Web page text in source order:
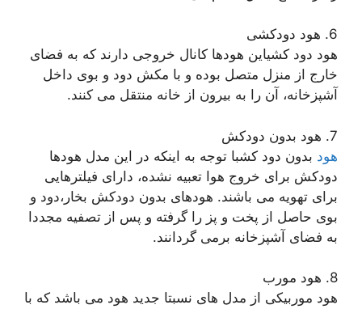
6. هود دودکشی
هود دود کشیاین هودها کانال خروجی دارند که به فضای
خارج از منزل متصل بوده و با مکش دود و بوی داخل
آشپزخانه، آن را به بیرون از خانه منتقل می کنند.
7. هود بدون دودکش
هود بدون دود کشبا توجه به اینکه در این مدل هودها
دودکش برای خروج هوا تعبیه نشده، دارای فیلترهایی
برای تهویه می باشند. هودهای بدون دودکش بخار،دود و
بوی حاصل از پخت و پز را گرفته و پس از تصفیه مجددا
به فضای آشپزخانه برمی گردانند.
8. هود مورب
هود موربیکی از مدل های نسبتا جدید هود می باشد که با